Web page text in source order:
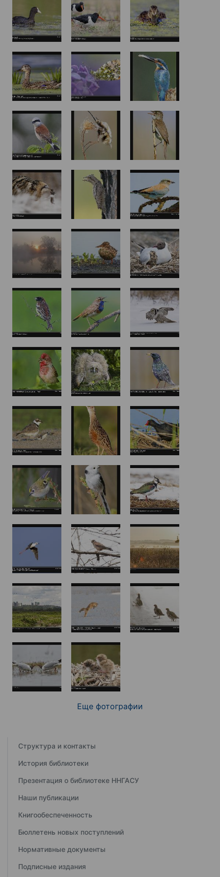
Еще фотографии
Структура и контакты
История библиотеки
Презентация о библиотеке ННГАСУ
Наши публикации
Книгообеспеченность
Бюллетень новых поступлений
Нормативные документы
Подписные издания